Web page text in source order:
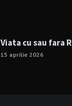
Viata cu sau fara R
15 aprilie 2026